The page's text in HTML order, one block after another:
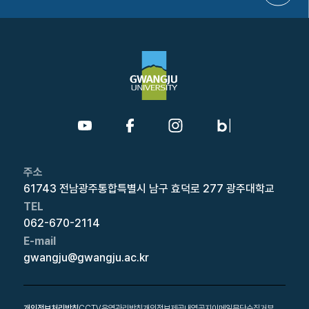
주소
61743 전남광주통합특별시 남구 효덕로 277 광주대학교
TEL
062-670-2114
E-mail
gwangju@gwangju.ac.kr